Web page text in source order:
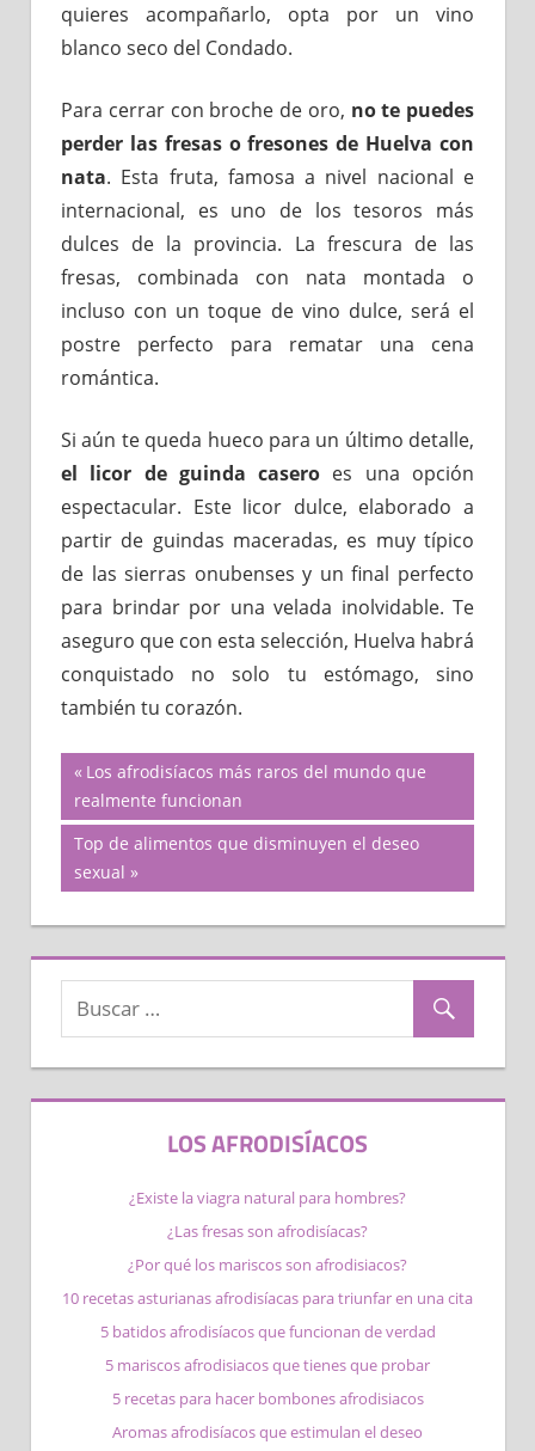
quieres acompañarlo, opta por un vino
blanco seco del Condado.
Para cerrar con broche de oro, no te puedes
perder las fresas o fresones de Huelva con
nata. Esta fruta, famosa a nivel nacional e
internacional, es uno de los tesoros más
dulces de la provincia. La frescura de las
fresas, combinada con nata montada o
incluso con un toque de vino dulce, será el
postre perfecto para rematar una cena
romántica.
Si aún te queda hueco para un último detalle,
el licor de guinda casero es una opción
espectacular. Este licor dulce, elaborado a
partir de guindas maceradas, es muy típico
de las sierras onubenses y un final perfecto
para brindar por una velada inolvidable. Te
aseguro que con esta selección, Huelva habrá
conquistado no solo tu estómago, sino
también tu corazón.
Navegación
de
entradas
Previous
Post:
Los afrodisíacos más raros del mundo que
realmente funcionan
Next
Post:
Top de alimentos que disminuyen el deseo
sexual
LOS AFRODISÍACOS
¿Existe la viagra natural para hombres?
¿Las fresas son afrodisíacas?
¿Por qué los mariscos son afrodisiacos​?
10 recetas asturianas afrodisíacas para triunfar en una cita
5 batidos afrodisíacos que funcionan de verdad
5 mariscos afrodisiacos que tienes que probar
5 recetas para hacer bombones afrodisiacos
Aromas afrodisíacos que estimulan el deseo